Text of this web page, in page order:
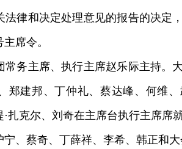
律和决定处理意见的报告的决定
席令。
务主席、执行主席赵乐际主持。
郑建邦、丁仲礼、蔡达峰、何维
扎克尔、刘奇在主席台执行主席席就
蔡奇、丁薛祥、李希、韩正和大